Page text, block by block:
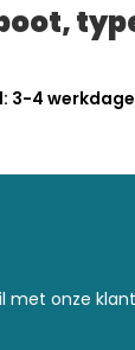
3-4
met onze